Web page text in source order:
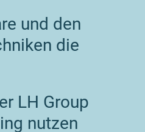
und den
die
LH Group
nutzen